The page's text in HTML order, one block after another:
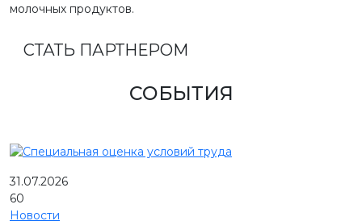
молочных продуктов.
СТАТЬ ПАРТНЕРОМ
СОБЫТИЯ
31.07.2026
60
Новости